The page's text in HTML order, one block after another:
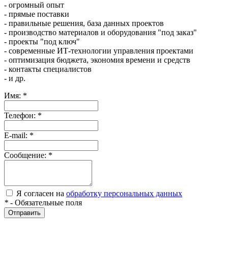
- огромный опыт
- прямые поставки
- правильные решения, база данных проектов
- производство материалов и оборудования "под заказ"
- проекты "под ключ"
- современные ИТ-технологии управления проектами
- оптимизация бюджета, экономия времени и средств
- контакты специалистов
- и др.
Имя: *
Телефон: *
E-mail: *
Сообщение: *
Я согласен на обработку персональных данных
* - Обязательные поля
Отправить